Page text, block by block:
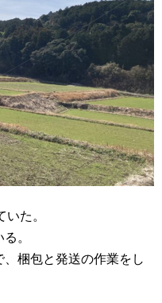
た。
。
梱包と発送の作業をし